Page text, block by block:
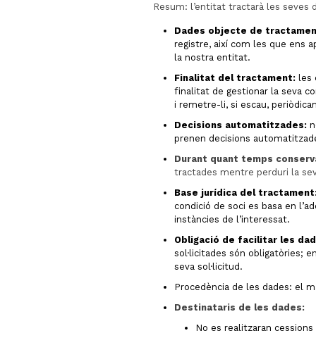
Resum: l’entitat tractarà les seves
Dades objecte de
registre, així com les que ens
la nostra entitat.
Finalitat del tractament: les
finalitat de gestionar la seva
i remetre-li, si escau,
Decisions automatitzades:
prenen decisions
Durant quant temps
tractades mentre perduri la
Base jurídica del
condició de soci es basa en
instàncies de l’interessat.
Obligació de facilitar les
sol·licitades són obligatòries;
seva sol·licitud.
Procedència de les dades: el
Destinataris de les dades:
No es realitzaran